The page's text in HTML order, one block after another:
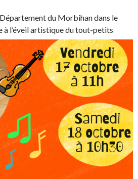
du Morbihan dans le
à l’éveil artistique du tout-petits